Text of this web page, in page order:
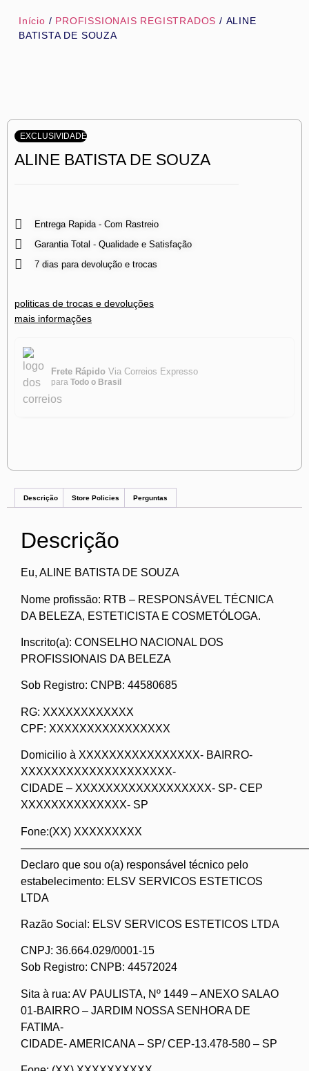
Início / PROFISSIONAIS REGISTRADOS / ALINE
BATISTA DE SOUZA
EXCLUSIVIDADE
ALINE BATISTA DE SOUZA
Entrega Rapida - Com Rastreio
Garantia Total - Qualidade e Satisfação
7 dias para devolução e trocas
politicas de trocas e devoluções
mais informações
Frete Rápido Via Correios Expresso
para Todo o Brasil
Descrição Store Policies Perguntas
Descrição
Eu, ALINE BATISTA DE SOUZA
Nome profissão: RTB – RESPONSÁVEL TÉCNICA
DA BELEZA, ESTETICISTA E COSMETÓLOGA.
Inscrito(a): CONSELHO NACIONAL DOS
PROFISSIONAIS DA BELEZA
Sob Registro: CNPB: 44580685
RG: XXXXXXXXXXXX
CPF: XXXXXXXXXXXXXXXX
Domicilio à XXXXXXXXXXXXXXXX- BAIRRO-
XXXXXXXXXXXXXXXXXXXX-
CIDADE – XXXXXXXXXXXXXXXXXX- SP- CEP
XXXXXXXXXXXXXX- SP
Fone:(XX) XXXXXXXXX
Declaro que sou o(a) responsável técnico pelo
estabelecimento: ELSV SERVICOS ESTETICOS
LTDA
Razão Social: ELSV SERVICOS ESTETICOS LTDA
CNPJ: 36.664.029/0001-15
Sob Registro: CNPB: 44572024
Sita à rua: AV PAULISTA, Nº 1449 – ANEXO SALAO
01-BAIRRO – JARDIM NOSSA SENHORA DE
FATIMA-
CIDADE- AMERICANA – SP/ CEP-13.478-580 – SP